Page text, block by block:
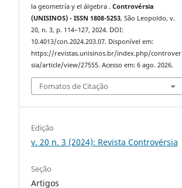
la geometría y el álgebra .Controvérsia
(UNISINOS) - ISSN 1808-5253, São Leopoldo, v.
20, n. 3, p. 114–127, 2024. DOI:
10.4013/con.2024.203.07. Disponível em:
https://revistas.unisinos.br/index.php/controver
sia/article/view/27555. Acesso em: 6 ago. 2026.
Fomatos de Citação
Edição
v. 20 n. 3 (2024): Revista Controvérsia
Seção
Artigos